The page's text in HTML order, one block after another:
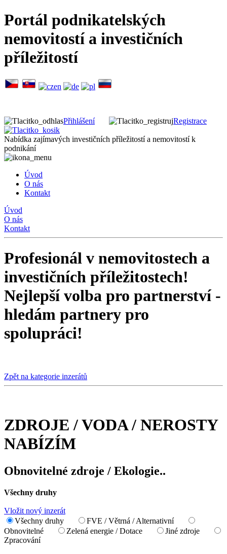
Portál podnikatelských
nemovitostí a investičních
příležitostí
Přihlášení Registrace
Nabídka zajímavých investičních příležitostí a nemovitostí k
podnikání
Úvod
O nás
Kontakt
Úvod
O nás
Kontakt
Profesionál v nemovitostech a
investičních příležitostech!
Nejlepší volba pro partnerství -
hledám partnery pro
spolupráci!
Zpět na kategorie inzerátů
ZDROJE / VODA / NEROSTY
NABÍZÍM
Obnovitelné zdroje / Ekologie..
Všechny druhy
Vložit nový inzerát
Všechny druhy
FVE / Větrná / Alternativní
Obnovitelné
Zelená energie / Dotace
Jiné zdroje
Zpracování